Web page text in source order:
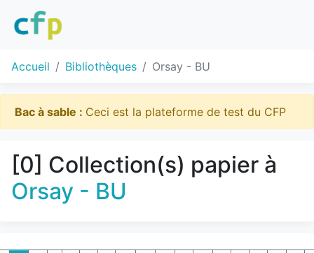
Accueil Bibliothèques Orsay - BU
Bac à sable : Ceci est la plateforme de test du CFP
[0] Collection(s) papier à
Orsay - BU